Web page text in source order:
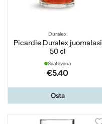
Duralex
Picardie Duralex juomalasi
50 cl
Saatavana
€5.40
Osta